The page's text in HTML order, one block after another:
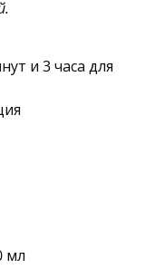
и 3 часа для
мл